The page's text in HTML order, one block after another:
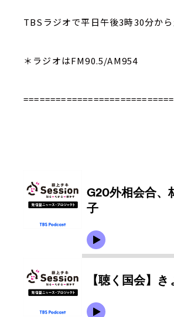
TBSラジオで平日午後3時30分から
＊ラジオはFM90.5/AM954